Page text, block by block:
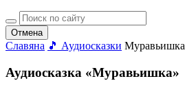
Отмена
Славяна 🎵 Аудиосказки Муравьишка
Аудиосказка «Муравьишка»